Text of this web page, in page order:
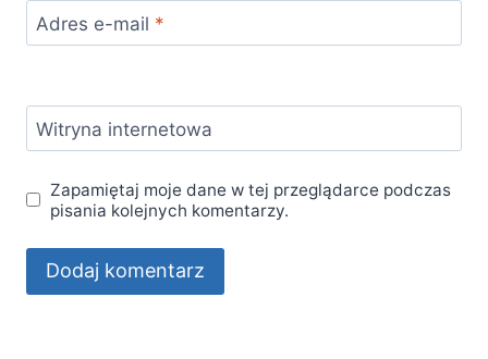
Adres e-mail *
Witryna internetowa
Zapamiętaj moje dane w tej przeglądarce podczas
pisania kolejnych komentarzy.